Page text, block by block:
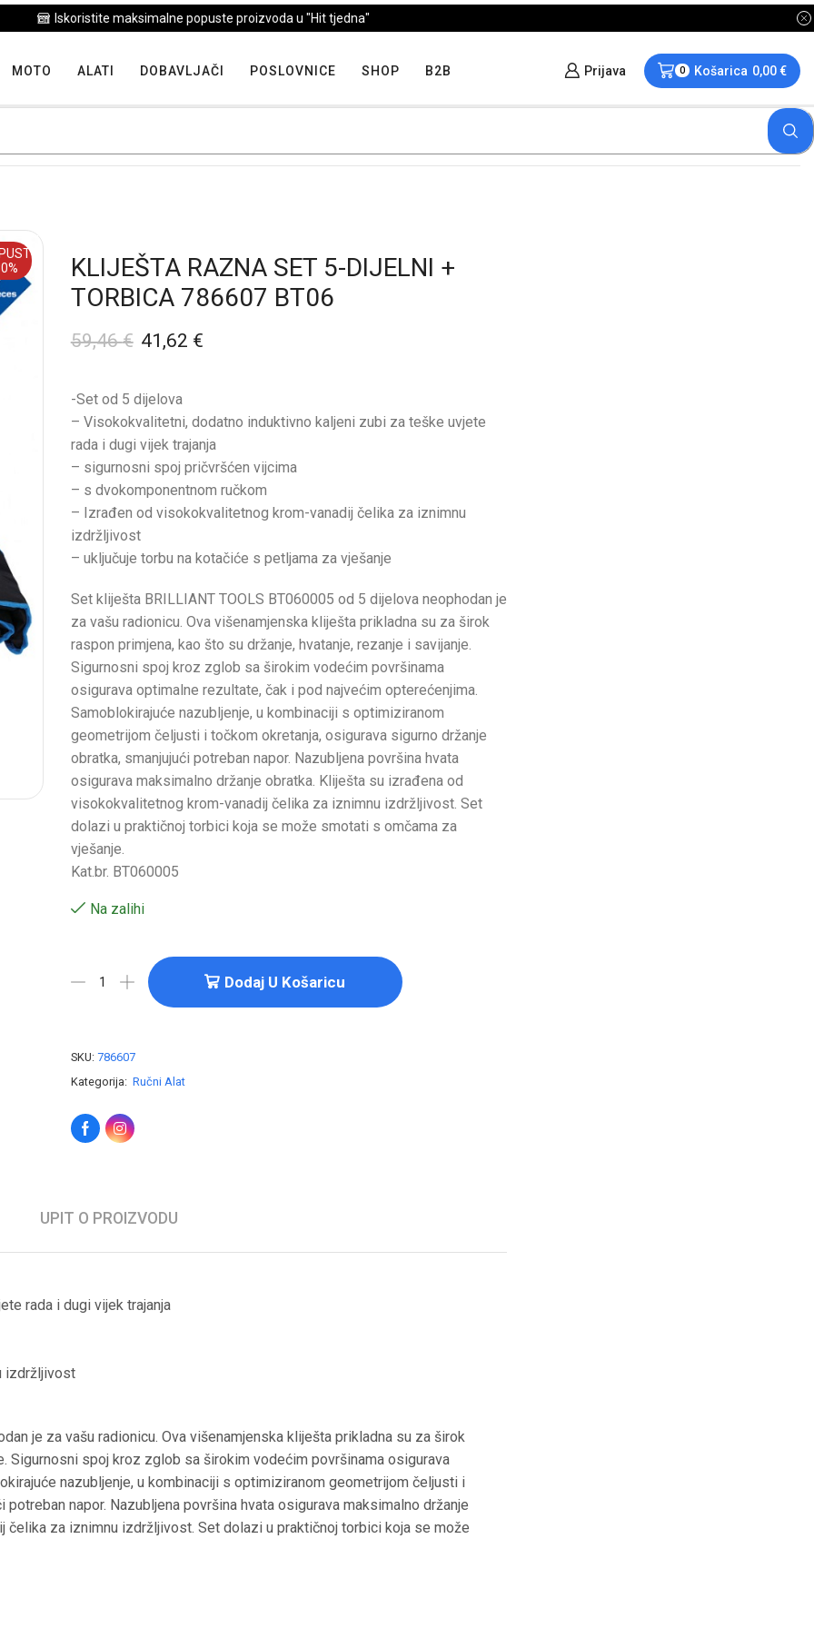
Iskoristite maksimalne popuste proizvoda u "Hit tjedna"
MOTO ALATI DOBAVLJAČI POSLOVNICE SHOP B2B Prijava 0 Košarica 0,00€
KLIJEŠTA RAZNA SET 5-DIJELNI +
TORBICA 786607 BT06
59,46€ 41,62 €
-Set od 5 dijelova
– Visokokvalitetni, dodatno induktivno kaljeni zubi za teške uvjete
rada i dugi vijek trajanja
– sigurnosni spoj pričvršćen vijcima
– s dvokomponentnom ručkom
– Izrađen od visokokvalitetnog krom-vanadij čelika za iznimnu
izdržljivost
– uključuje torbu na kotačiće s petljama za vješanje
Set kliješta BRILLIANT TOOLS BT060005 od 5 dijelova neophodan je
za vašu radionicu. Ova višenamjenska kliješta prikladna su za širok
raspon primjena, kao što su držanje, hvatanje, rezanje i savijanje.
Sigurnosni spoj kroz zglob sa širokim vodećim površinama
osigurava optimalne rezultate, čak i pod najvećim opterećenjima.
Samoblokirajuće nazubljenje, u kombinaciji s optimiziranom
geometrijom čeljusti i točkom okretanja, osigurava sigurno držanje
obratka, smanjujući potreban napor. Nazubljena površina hvata
osigurava maksimalno držanje obratka. Kliješta su izrađena od
visokokvalitetnog krom-vanadij čelika za iznimnu izdržljivost. Set
dolazi u praktičnoj torbici koja se može smotati s omčama za
vješanje.
Kat.br. BT060005
Na zalihi
Dodaj U Košaricu
SKU: 786607
Kategorija: Ručni Alat
UPIT O PROIZVODU
rada i dugi vijek trajanja
izdržljivost
je za vašu radionicu. Ova višenamjenska kliješta prikladna su za širok
Sigurnosni spoj kroz zglob sa širokim vodećim površinama osigurava
nazubljenje, u kombinaciji s optimiziranom geometrijom čeljusti i
napor. Nazubljena površina hvata osigurava maksimalno držanje
za iznimnu izdržljivost. Set dolazi u praktičnoj torbici koja se može